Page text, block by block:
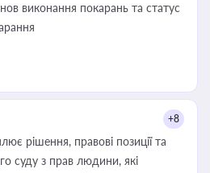
виконання покарань та статус
+8
рішення, правові позиції та
суду з прав людини, які